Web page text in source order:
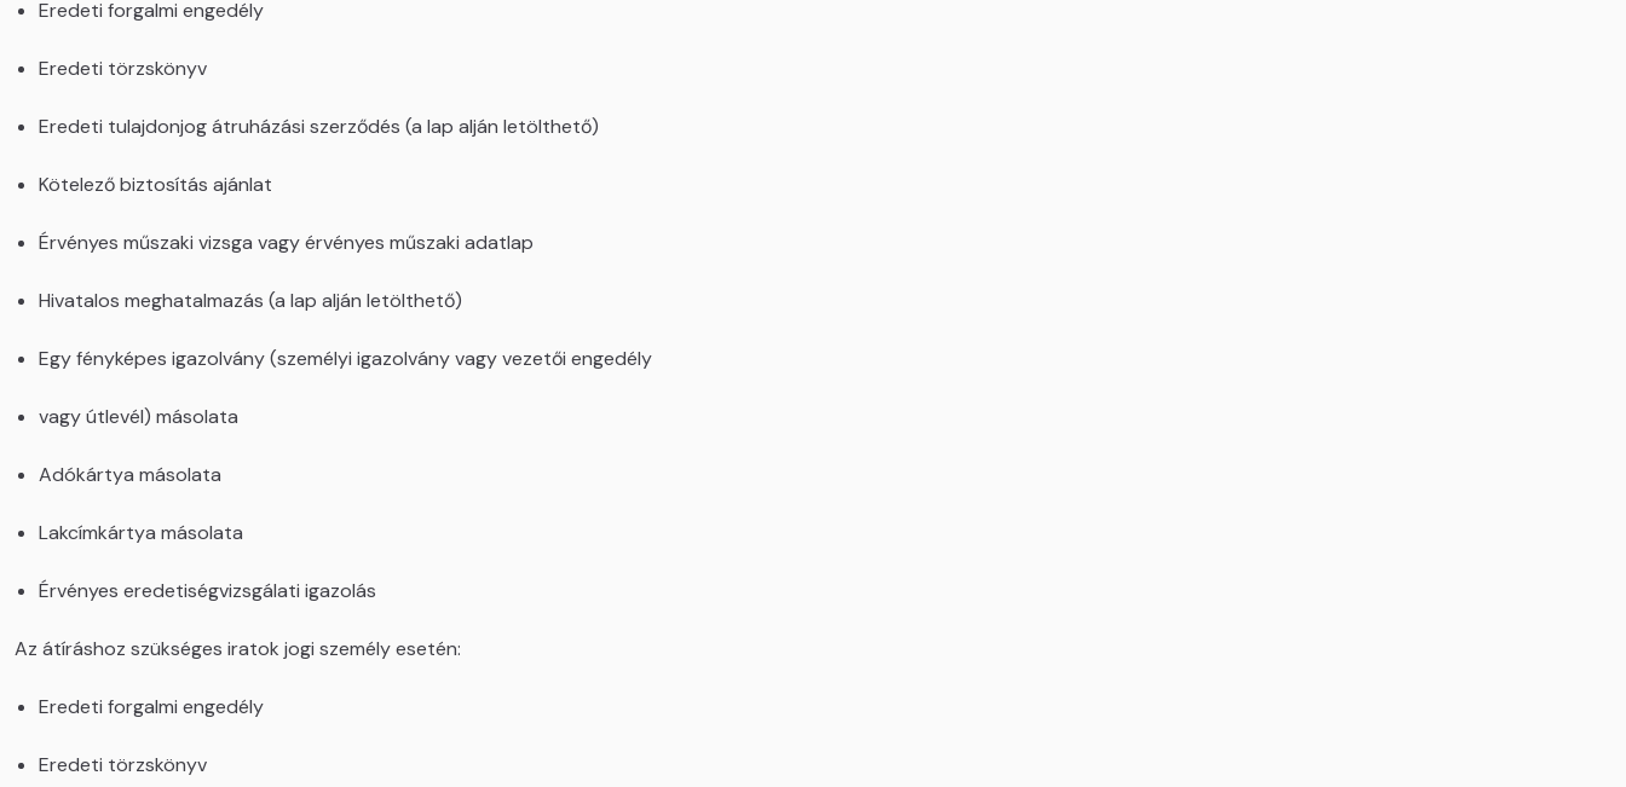
Eredeti forgalmi engedély
Eredeti törzskönyv
Eredeti tulajdonjog átruházási szerződés (a lap alján letölthető)
Kötelező biztosítás ajánlat
Érvényes műszaki vizsga vagy érvényes műszaki adatlap
Hivatalos meghatalmazás (a lap alján letölthető)
Egy fényképes igazolvány (személyi igazolvány vagy vezetői engedély
vagy útlevél) másolata
Adókártya másolata
Lakcímkártya másolata
Érvényes eredetiségvizsgálati igazolás
Az átíráshoz szükséges iratok jogi személy esetén:
Eredeti forgalmi engedély
Eredeti törzskönyv